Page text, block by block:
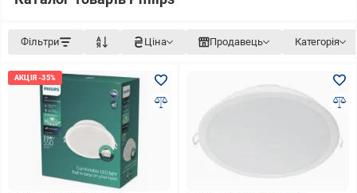
Фільтри Ціна Продавець Категорія